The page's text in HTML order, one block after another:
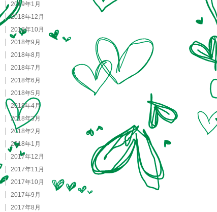
2019年1月
2018年12月
2018年10月
2018年9月
2018年8月
2018年7月
2018年6月
2018年5月
2018年4月
2018年3月
2018年2月
2018年1月
2017年12月
2017年11月
2017年10月
2017年9月
2017年8月